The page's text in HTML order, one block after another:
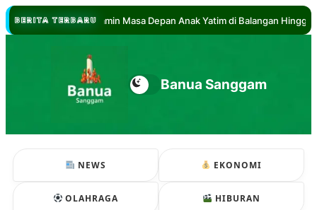
BERITA TERBARU
Hadi Jamin Masa Depan Anak Yatim di Balangan Hingga Sarjana
Banua Sanggam
NEWS EKONOMI
OLAHRAGA HIBURAN